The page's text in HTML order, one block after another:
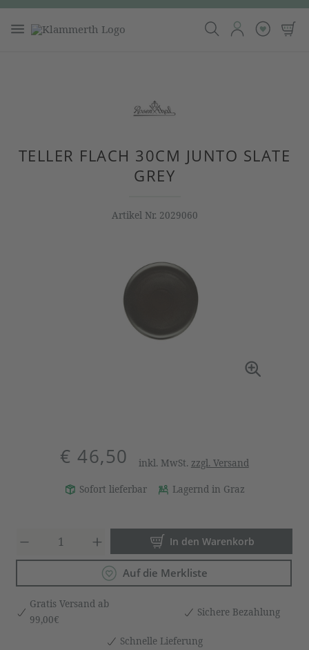
TELLER FLACH 30CM JUNTO SLATE
GREY
Artikel Nr. 2029060
€ 46,50 inkl. MwSt. zzgl. Versand
Sofort lieferbar Lagernd in Graz
Produkt Anzahl: Gib den
In den Warenkorb
Auf die Merkliste
Gratis Versand ab
99,00€
Sichere Bezahlung
Schnelle Lieferung